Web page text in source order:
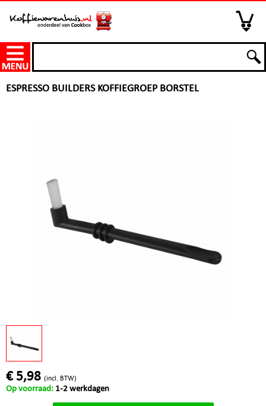
ESPRESSO BUILDERS KOFFIEGROEP BORSTEL
€ 5,98 (incl. BTW)
Op voorraad: 1-2 werkdagen